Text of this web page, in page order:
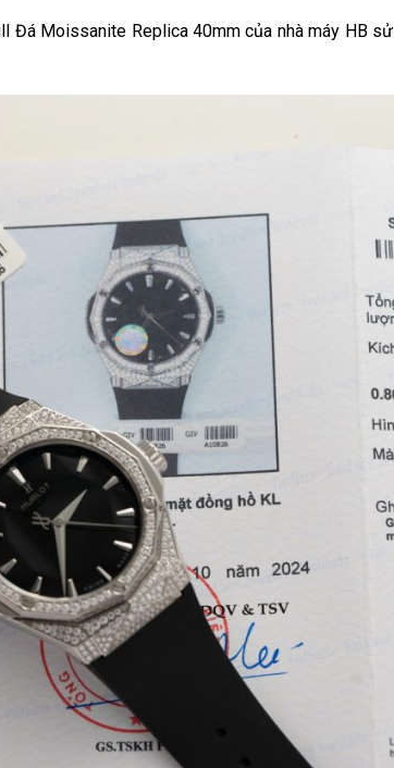
Moissanite Replica 40mm của nhà máy HB